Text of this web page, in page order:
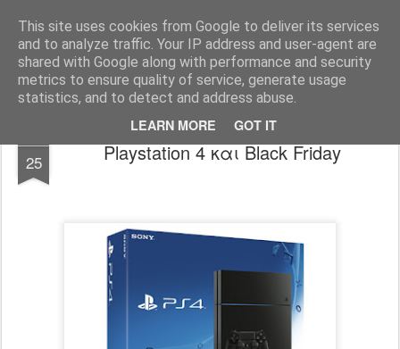
This site uses cookies from Google to deliver its services
and to analyze traffic. Your IP address and user-agent are
shared with Google along with performance and security
metrics to ensure quality of service, generate usage
statistics, and to detect and address abuse.
LEARN MORE GOT IT
www.psjailbreak.gr Καλωσήρθατε στο No1 site για τις κονσόλες Playstation στην Ελλάδα
Pages
25 Playstation 4 και Black Friday